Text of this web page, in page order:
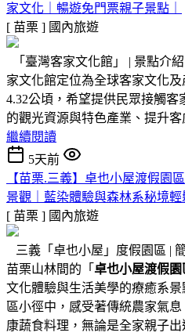
家文化｜暢遊免門票親子景點｜
[ 苗栗 ] 國內旅遊
「臺灣客家文化館」 | 景點介紹
家文化館定位為全球客家文化
4.32公頃，希望提供民眾接觸
的觀光資源與特色產業、提升客
繼續閱讀
5天前
【苗栗.三義】卓也小屋渡假園
景觀｜藍染體驗與森林系秘境輕
[ 苗栗 ] 國內旅遊
三義「卓也小屋」度假園區 |
苗栗山林間的「 卓也小屋渡假園
文化體驗與生活美學的療癒系
區小徑中，感受著傳統農家氣
康蔬食料理，無論是全家親子